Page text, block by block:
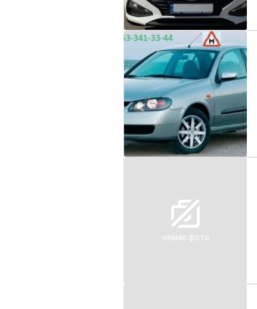
немає фото